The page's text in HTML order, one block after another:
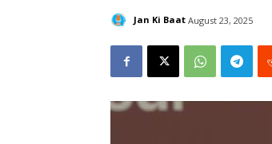
Jan Ki Baat August 23, 2025